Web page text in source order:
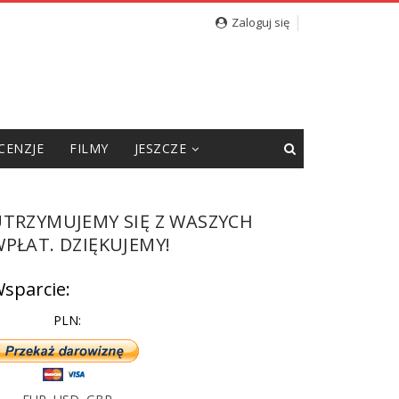
Zaloguj się
FILMY JESZCZE
SIĘ Z WASZYCH
DZIĘKUJEMY!
PLN: